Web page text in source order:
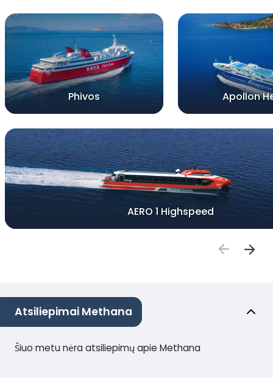
Phivos Apollon
AERO 1 Highspeed
Atsiliepimai Methana
Šiuo metu nėra atsiliepimų apie Methana